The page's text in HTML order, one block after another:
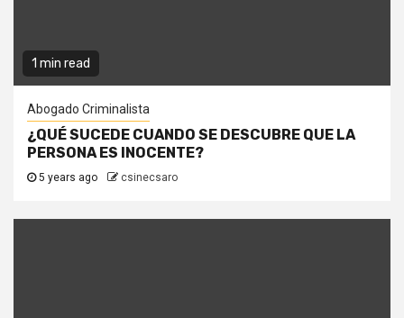
1 min read
Abogado Criminalista
¿QUÉ SUCEDE CUANDO SE DESCUBRE QUE LA
PERSONA ES INOCENTE?
5 years ago csinecsaro